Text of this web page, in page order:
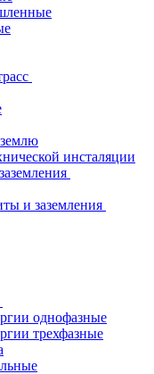
инсталяции
и заземления
однофазные
трехфазные